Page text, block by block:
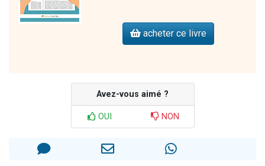
acheter ce livre
Avez-vous aimé ?
OUI NON